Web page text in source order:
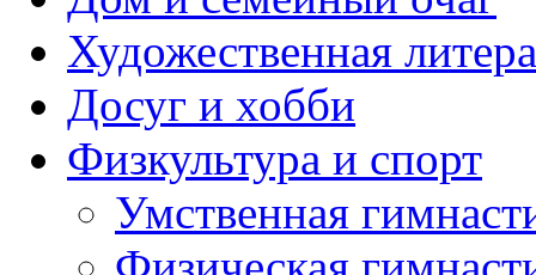
Художественная
Досуг и хобби
Физкультура и спорт
Умственная